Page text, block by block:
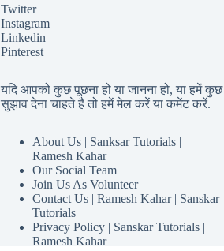
Twitter
Instagram
Linkedin
Pinterest
यदि आपको कुछ पूछना हो या जानना हो, या हमें कुछ
सुझाव देना चाहते है तो हमें मेल करें या कमेंट करें.
About Us | Sanksar Tutorials |
Ramesh Kahar
Our Social Team
Join Us As Volunteer
Contact Us | Ramesh Kahar | Sanskar
Tutorials
Privacy Policy | Sanskar Tutorials |
Ramesh Kahar